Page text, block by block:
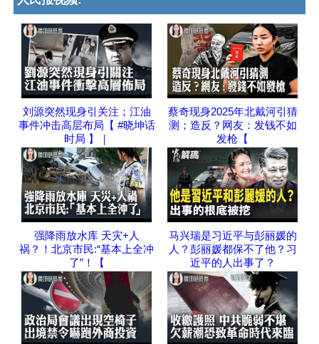
刘源突然现身引关注；江油
事件冲击高层布局【 #晓坤话
时局 】｜
蔡奇现身2025年北戴河引猜
测；造反？网友：发钱不如
发枪【
强降雨放水库 天灾+人
祸？！北京市民:“基本上全冲
了”！【
马兴瑞是习近平与彭丽媛的
人？彭丽媛都保不了他？习
近平的人出事了？